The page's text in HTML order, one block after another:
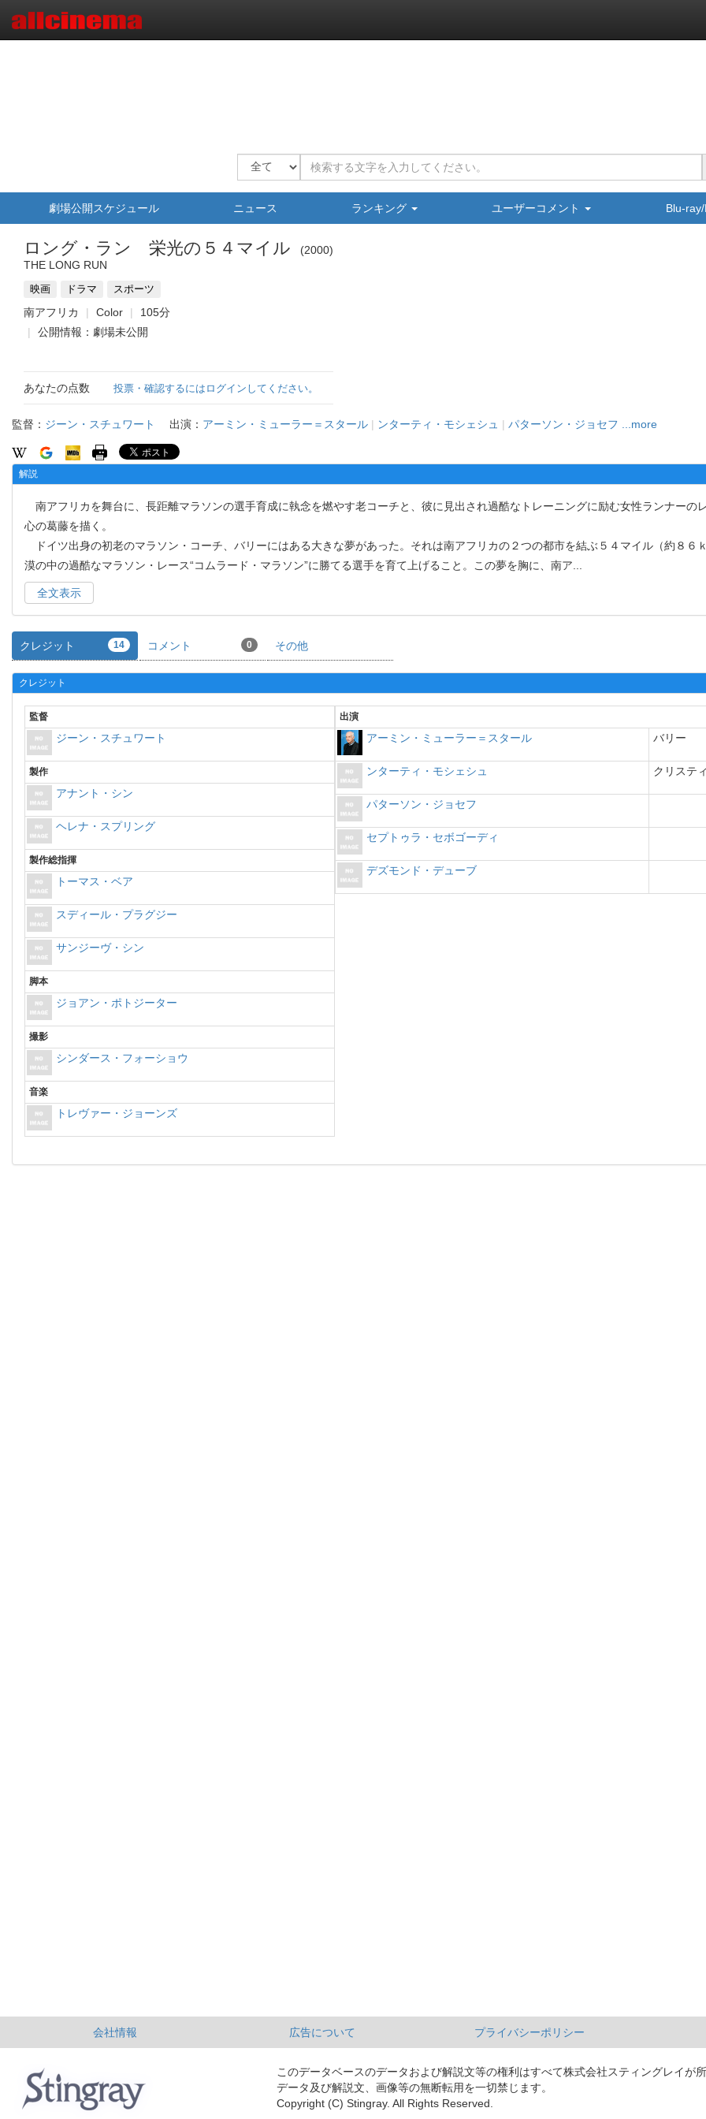
劇場公開スケジュール ニュース ランキング ユーザーコメント Blu-
ロング・ラン 栄光の５４マイル
2000
THE LONG RUN
映画 ドラマ スポーツ
南アフリカ Color
105分
公開情報：劇場未公開
あなたの点数 投票・確認するにはログインしてください。
監督： ジーン・スチュワート 出演： アーミン・ミューラー＝スタール | ンターティ・モシェシュ | パターソン・ジョセフ ...more
解説
南アフリカを舞台に、長距離マラソンの選手育成に執念を燃やす老コーチと、彼に見出され過酷なトレーニングに励む女性ランナーの
心の葛藤を描く。
ドイツ出身の初老のマラソン・コーチ、バリーにはある大きな夢があった。それは南アフリカの２つの都市を結ぶ５４マイル（約８６
漠の中の過酷なマラソン・レース“コムラード・マラソン”に勝てる選手を育て上げること。この夢を胸に、南ア
全文表示
クレジット 14 コメント 0 その他
クレジット
監督
ジーン・スチュワート
製作
アナント・シン
ヘレナ・スプリング
製作総指揮
トーマス・ベア
スディール・プラグジー
サンジーヴ・シン
脚本
ジョアン・ポトジーター
撮影
シンダース・フォーショウ
音楽
トレヴァー・ジョーンズ
出演
アーミン・ミューラー＝スタール バリー
ンターティ・モシェシュ クリステ
パターソン・ジョセフ
セプトゥラ・セボゴーディ
デズモンド・デューブ
会社情報 広告について プライバシーポリシー
このデータベースのデータおよび解説文等の権利はすべて株式会社スティングレイが
データ及び解説文、画像等の無断転用を一切禁じます。
Copyright (C) Stingray. All Rights Reserved.